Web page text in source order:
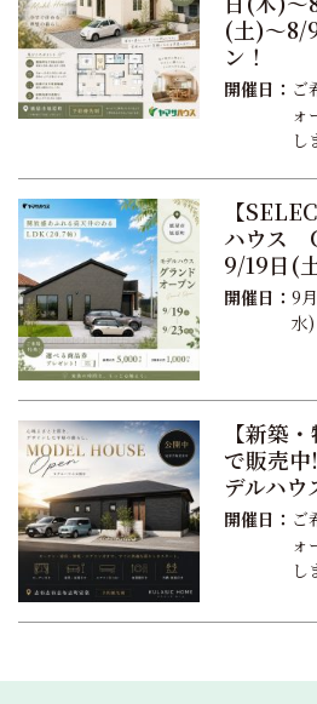
(土)～8/
ン！
開催日： ご
ォ
し
【
ハウス
9/19日(
開催日： 9
水)
【新築
で販売
デルハウ
開催日： ご
ォ
し